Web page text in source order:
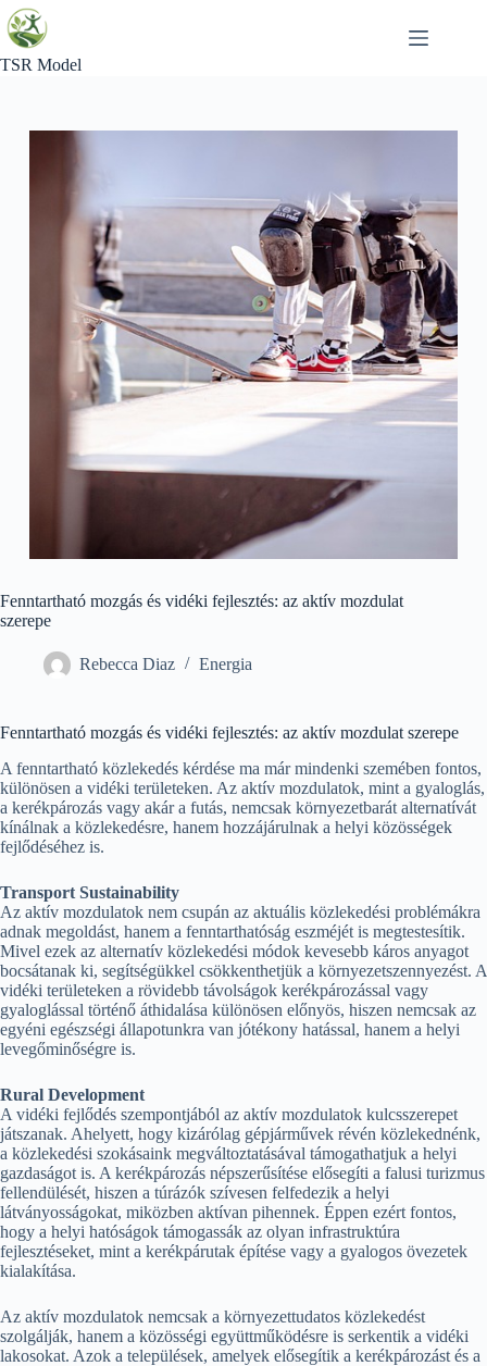
Skip
to
content
TSR Model
Fenntartható mozgás és vidéki fejlesztés: az aktív mozdulat
szerepe
Rebecca Diaz Energia
Fenntartható mozgás és vidéki fejlesztés: az aktív mozdulat szerepe
A fenntartható közlekedés kérdése ma már mindenki szemében fontos,
különösen a vidéki területeken. Az aktív mozdulatok, mint a gyaloglás,
a kerékpározás vagy akár a futás, nemcsak környezetbarát alternatívát
kínálnak a közlekedésre, hanem hozzájárulnak a helyi közösségek
fejlődéséhez is.
Transport Sustainability
Az aktív mozdulatok nem csupán az aktuális közlekedési problémákra
adnak megoldást, hanem a fenntarthatóság eszméjét is megtestesítik.
Mivel ezek az alternatív közlekedési módok kevesebb káros anyagot
bocsátanak ki, segítségükkel csökkenthetjük a környezetszennyezést. A
vidéki területeken a rövidebb távolságok kerékpározással vagy
gyaloglással történő áthidalása különösen előnyös, hiszen nemcsak az
egyéni egészségi állapotunkra van jótékony hatással, hanem a helyi
levegőminőségre is.
Rural Development
A vidéki fejlődés szempontjából az aktív mozdulatok kulcsszerepet
játszanak. Ahelyett, hogy kizárólag gépjárművek révén közlekednénk,
a közlekedési szokásaink megváltoztatásával támogathatjuk a helyi
gazdaságot is. A kerékpározás népszerűsítése elősegíti a falusi turizmus
fellendülését, hiszen a túrázók szívesen felfedezik a helyi
látványosságokat, miközben aktívan pihennek. Éppen ezért fontos,
hogy a helyi hatóságok támogassák az olyan infrastruktúra
fejlesztéseket, mint a kerékpárutak építése vagy a gyalogos övezetek
kialakítása.
Az aktív mozdulatok nemcsak a környezettudatos közlekedést
szolgálják, hanem a közösségi együttműködésre is serkentik a vidéki
lakosokat. Azok a települések, amelyek elősegítik a kerékpározást és a